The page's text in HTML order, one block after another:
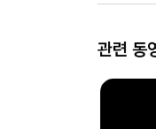
관련 동